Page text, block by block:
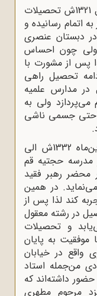
مرحوم سیدمحمدحسن نبوی در سال 1321ش تحصیلات
اتمام رسانیده و
نزد پدر در دبستان عنصری
چون احساس
پس از مشورت با
1327ش برای ادامه تحصیل راهی
مدارس علمیه
می‌پردازد ولی به
جسمی ناشی
پس از مراجعت به ایران از فروردین‌ماه 1332ش الی
در مدرسه حجتیه قم
محضر رهبر فقید
در همین
کند لذا پس از
در رشته معقول
و تحصیلات
را در سال 1337ش با موفقیت به پایان
واقع در خیابان
من‌جمله استاد
داشته‌اند که
مرحوم مطهری